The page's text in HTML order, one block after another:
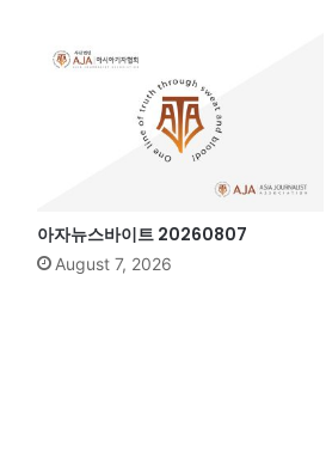
아자뉴스바이트 20260807
August 7, 2026